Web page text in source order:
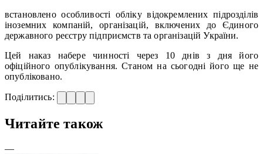
встановлено особливості обліку відокремлених підрозділів
іноземних компаній, організацій, включених до Єдиного
державного реєстру підприємств та організацій України.
Цей наказ набере чинності через 10 днів з дня його
офіційного опублікування. Станом на сьогодні його ще не
опубліковано.
Поділитись:
Читайте також
—